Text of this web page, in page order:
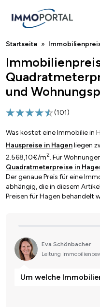
Breadcrumb
Startseite
und
(101)
Was kostet eine Immobilie in
Hauspreise in Hagenliegen
2.568,10€/m2. Für
Quadratmeterpreise in
Der genaue Preis für eine
abhängig, die in diesem
Preisen für Hagen behandelt